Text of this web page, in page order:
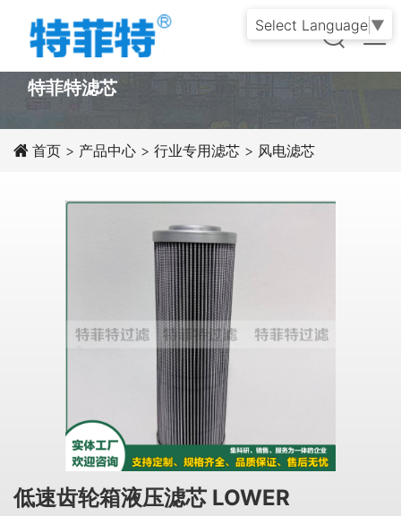
PRODUCT
特菲特滤芯
首页 > 产品中心 > 行业专用滤芯 > 风电滤芯
低速齿轮箱液压滤芯 LOWER
Select Language ▼